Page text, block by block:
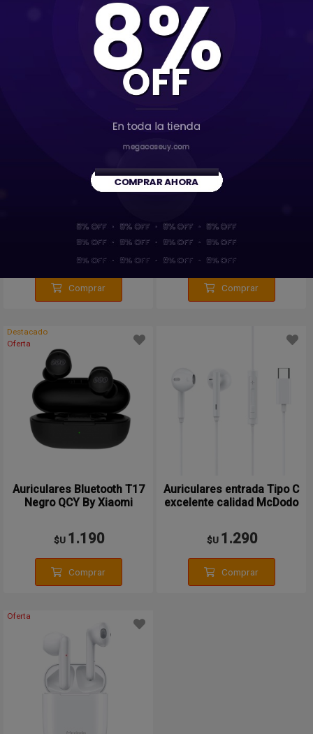
Comprar
690
Comprar
Destacado
$U 890
Comprar
Destacado
Oferta
Auriculares Bluetooth T17
Negro QCY By Xiaomi
$U 1.190
Comprar
Auriculares entrada Tipo C
excelente calidad McDodo
$U 1.290
Comprar
Oferta